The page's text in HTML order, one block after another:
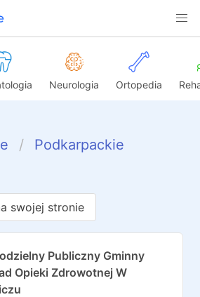
Neurologia Ortopedia
Podkarpackie
swojej stronie
Publiczny Gminny
Opieki Zdrowotnej W